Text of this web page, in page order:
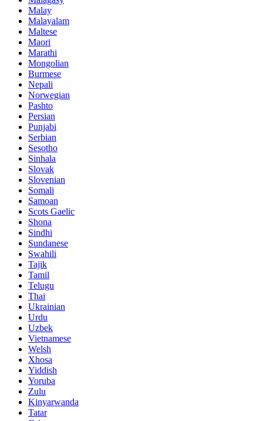
Malay
Malayalam
Maltese
Maori
Marathi
Mongolian
Burmese
Nepali
Norwegian
Pashto
Persian
Punjabi
Serbian
Sesotho
Sinhala
Slovak
Slovenian
Somali
Samoan
Scots Gaelic
Shona
Sindhi
Sundanese
Swahili
Tajik
Tamil
Telugu
Thai
Ukrainian
Urdu
Uzbek
Vietnamese
Welsh
Xhosa
Yiddish
Yoruba
Zulu
Kinyarwanda
Tatar